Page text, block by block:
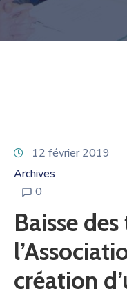
12 février 2019
Archives
0
Baisse
création